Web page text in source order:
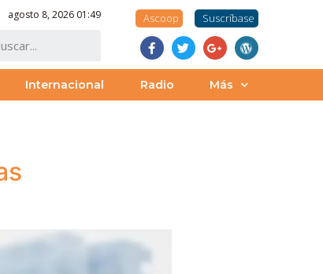
agosto 8, 2026 01:49 Ascoop Suscríbase
Internacional Radio Más